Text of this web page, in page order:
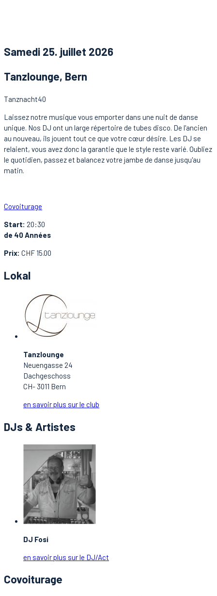
Samedi 25. juillet 2026
Tanzlounge, Bern
Tanznacht40
Laissez notre musique vous emporter dans une nuit de danse
unique. Nos DJ ont un large répertoire de tubes disco. De l'ancien
au nouveau, ils jouent tout ce que votre cœur désire. Les DJ se
relaient, vous avez donc la garantie que le style reste varié. Oubliez
le quotidien, passez et balancez votre jambe de danse jusqu'au
matin.
Covoiturage
Start: 20:30
de 40 Années
Prix: CHF 15.00
Lokal
Tanzlounge
Neuengasse 24
Dachgeschoss
CH- 3011 Bern
en savoir plus sur le club
DJs & Artistes
DJ Fosi
en savoir plus sur le DJ/Act
Covoiturage